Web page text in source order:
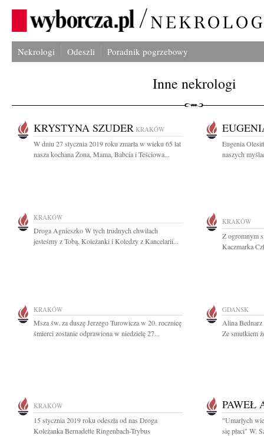
Nekrologi Odeszli Poradnik pogrzebowy
Inne nekrologi
KRYSTYNA SZUDER KRAKÓW
W dniu 27 stycznia 2019 roku zmarła w wieku 65 lat
nasza kochana Żona, Mama, Babcia i Teściowa...
Eugenia
naszych
KRAKÓW
Droga Agnieszko W tych trudnych chwilach
jesteśmy z Tobą. Koleżanki i Koledzy z Kancelarii...
KRAKÓW
Z ogromnym
Kaczmarka
KRAKÓW
Msza św. za duszę Jerzego Turowicza w 20. rocznicę
śmierci zostanie odprawiona w niedzielę 27...
GDAŃSK
Alina
Ze smutkiem
KRAKÓW
15 stycznia 2019 roku odeszła od nas Droga
Koleżanka Bernadette Ringenbach-Trybus
PAWEŁ
"Umarłych
się płaci" W.